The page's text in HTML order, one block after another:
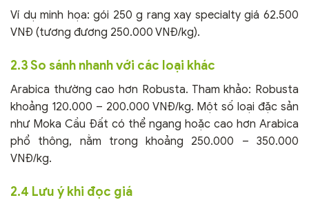
Ví dụ minh họa: gói 250 g rang xay specialty giá 62.500
VNĐ (tương đương 250.000 VNĐ/kg).
2.3 So sánh nhanh với các loại khác
Arabica thường cao hơn Robusta. Tham khảo: Robusta
khoảng 120.000 – 200.000 VNĐ/kg. Một số loại đặc sản
như Moka Cầu Đất có thể ngang hoặc cao hơn Arabica
phổ thông, nằm trong khoảng 250.000 – 350.000
VNĐ/kg.
2.4 Lưu ý khi đọc giá